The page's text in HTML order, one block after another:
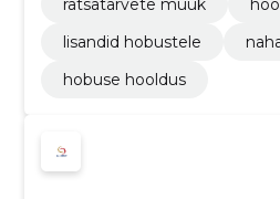
ratsatarvete müük
lisandid hobustele
hobuse hooldus